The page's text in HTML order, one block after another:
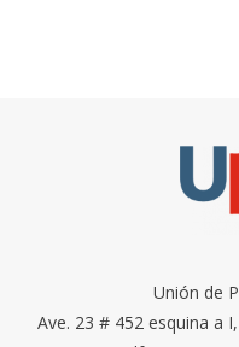
Unión de
Ave. 23 # 452 esquina a